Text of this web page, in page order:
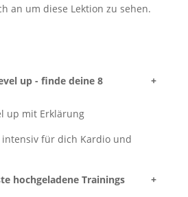
an um diese Lektion zu sehen.
up - finde deine 8
+
up mit Erklärung
für dich Kardio und
hochgeladene Trainings
+